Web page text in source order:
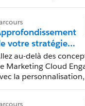
votre stratégie
au-delà des
Marketing Cloud
la